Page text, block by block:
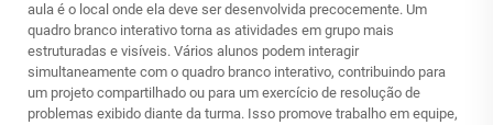
aula é o local onde ela deve ser desenvolvida precocemente. Um
quadro branco interativo torna as atividades em grupo mais
estruturadas e visíveis. Vários alunos podem interagir
simultaneamente com o quadro branco interativo, contribuindo para
um projeto compartilhado ou para um exercício de resolução de
problemas exibido diante da turma. Isso promove trabalho em equipe,